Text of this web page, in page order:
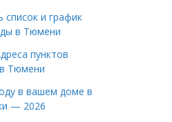
список и график
в Тюмени
пунктов
Тюмени
в вашем доме в
— 2026